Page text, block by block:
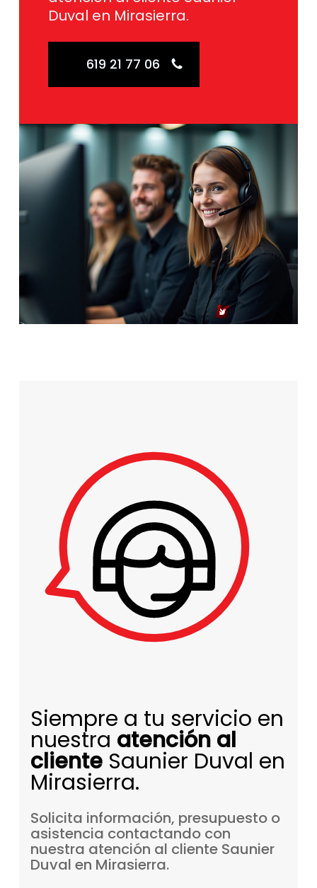
Duval en Mirasierra.
619 21 77 06
Siempre a tu servicio en
nuestra atención al
clienteSaunier Duval en
Mirasierra.
Solicita información, presupuesto o
asistencia contactando con
nuestra atención al cliente Saunier
Duval en Mirasierra.